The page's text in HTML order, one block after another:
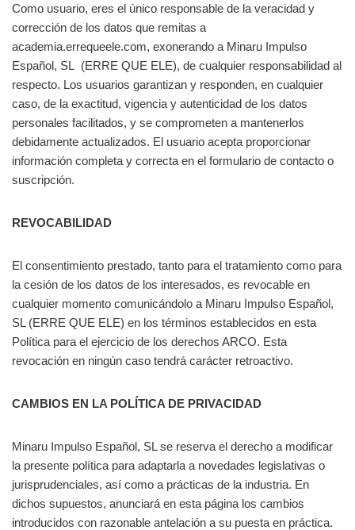
Como usuario, eres el único responsable de la veracidad y
corrección de los datos que remitas a
academia.errequeele.com, exonerando a Minaru Impulso
Español, SL (ERRE QUE ELE), de cualquier responsabilidad al
respecto. Los usuarios garantizan y responden, en cualquier
caso, de la exactitud, vigencia y autenticidad de los datos
personales facilitados, y se comprometen a mantenerlos
debidamente actualizados. El usuario acepta proporcionar
información completa y correcta en el formulario de contacto o
suscripción.
REVOCABILIDAD
El consentimiento prestado, tanto para el tratamiento como para
la cesión de los datos de los interesados, es revocable en
cualquier momento comunicándolo a Minaru Impulso Español,
SL (ERRE QUE ELE) en los términos establecidos en esta
Política para el ejercicio de los derechos ARCO. Esta
revocación en ningún caso tendrá carácter retroactivo.
CAMBIOS EN LA POLÍTICA DE PRIVACIDAD
Minaru Impulso Español, SL se reserva el derecho a modificar
la presente política para adaptarla a novedades legislativas o
jurisprudenciales, así como a prácticas de la industria. En
dichos supuestos, anunciará en esta página los cambios
introducidos con razonable antelación a su puesta en práctica.